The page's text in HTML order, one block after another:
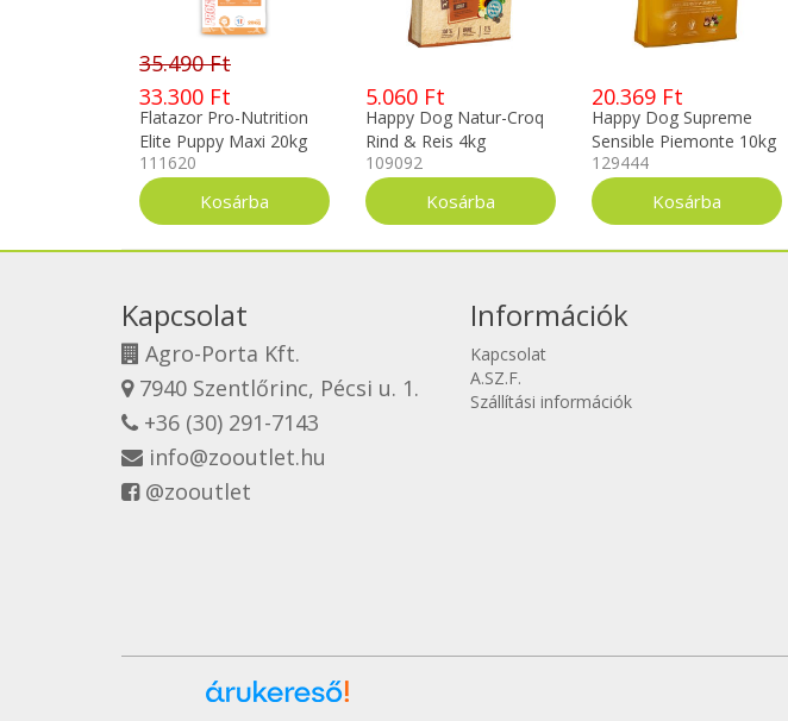
35.490 Ft
33.300 Ft
Flatazor Pro-Nutrition
Elite Puppy Maxi 20kg
111620
5.060 Ft
Happy Dog Natur-Croq
Rind & Reis 4kg
109092
20.369 Ft
Happy Dog Supreme
Sensible Piemonte 10kg
129444
Kapcsolat
Agro-Porta Kft.
7940 Szentlőrinc, Pécsi u. 1.
+36 (30) 291-7143
info@zooutlet.hu
@zooutlet
Információk
Kapcsolat
A.SZ.F.
Szállítási információk